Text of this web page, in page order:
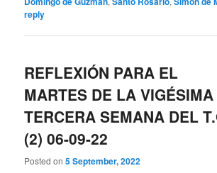
reply
REFLEXIÓN PARA EL
MARTES DE LA VIGÉSIMA
TERCERA SEMANA DEL
(2) 06-09-22
Posted on5 September, 2022